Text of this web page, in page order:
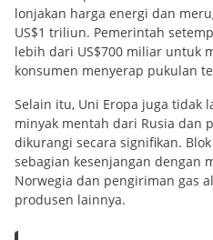
lonjakan harga energi dan
US$1 triliun. Pemerintah
lebih dari US$700 miliar untuk
konsumen menyerap pukulan
Selain itu, Uni Eropa juga tidak
minyak mentah dari Rusia dan
dikurangi secara signifikan.
sebagian kesenjangan dengan
Norwegia dan pengiriman gas
produsen lainnya.